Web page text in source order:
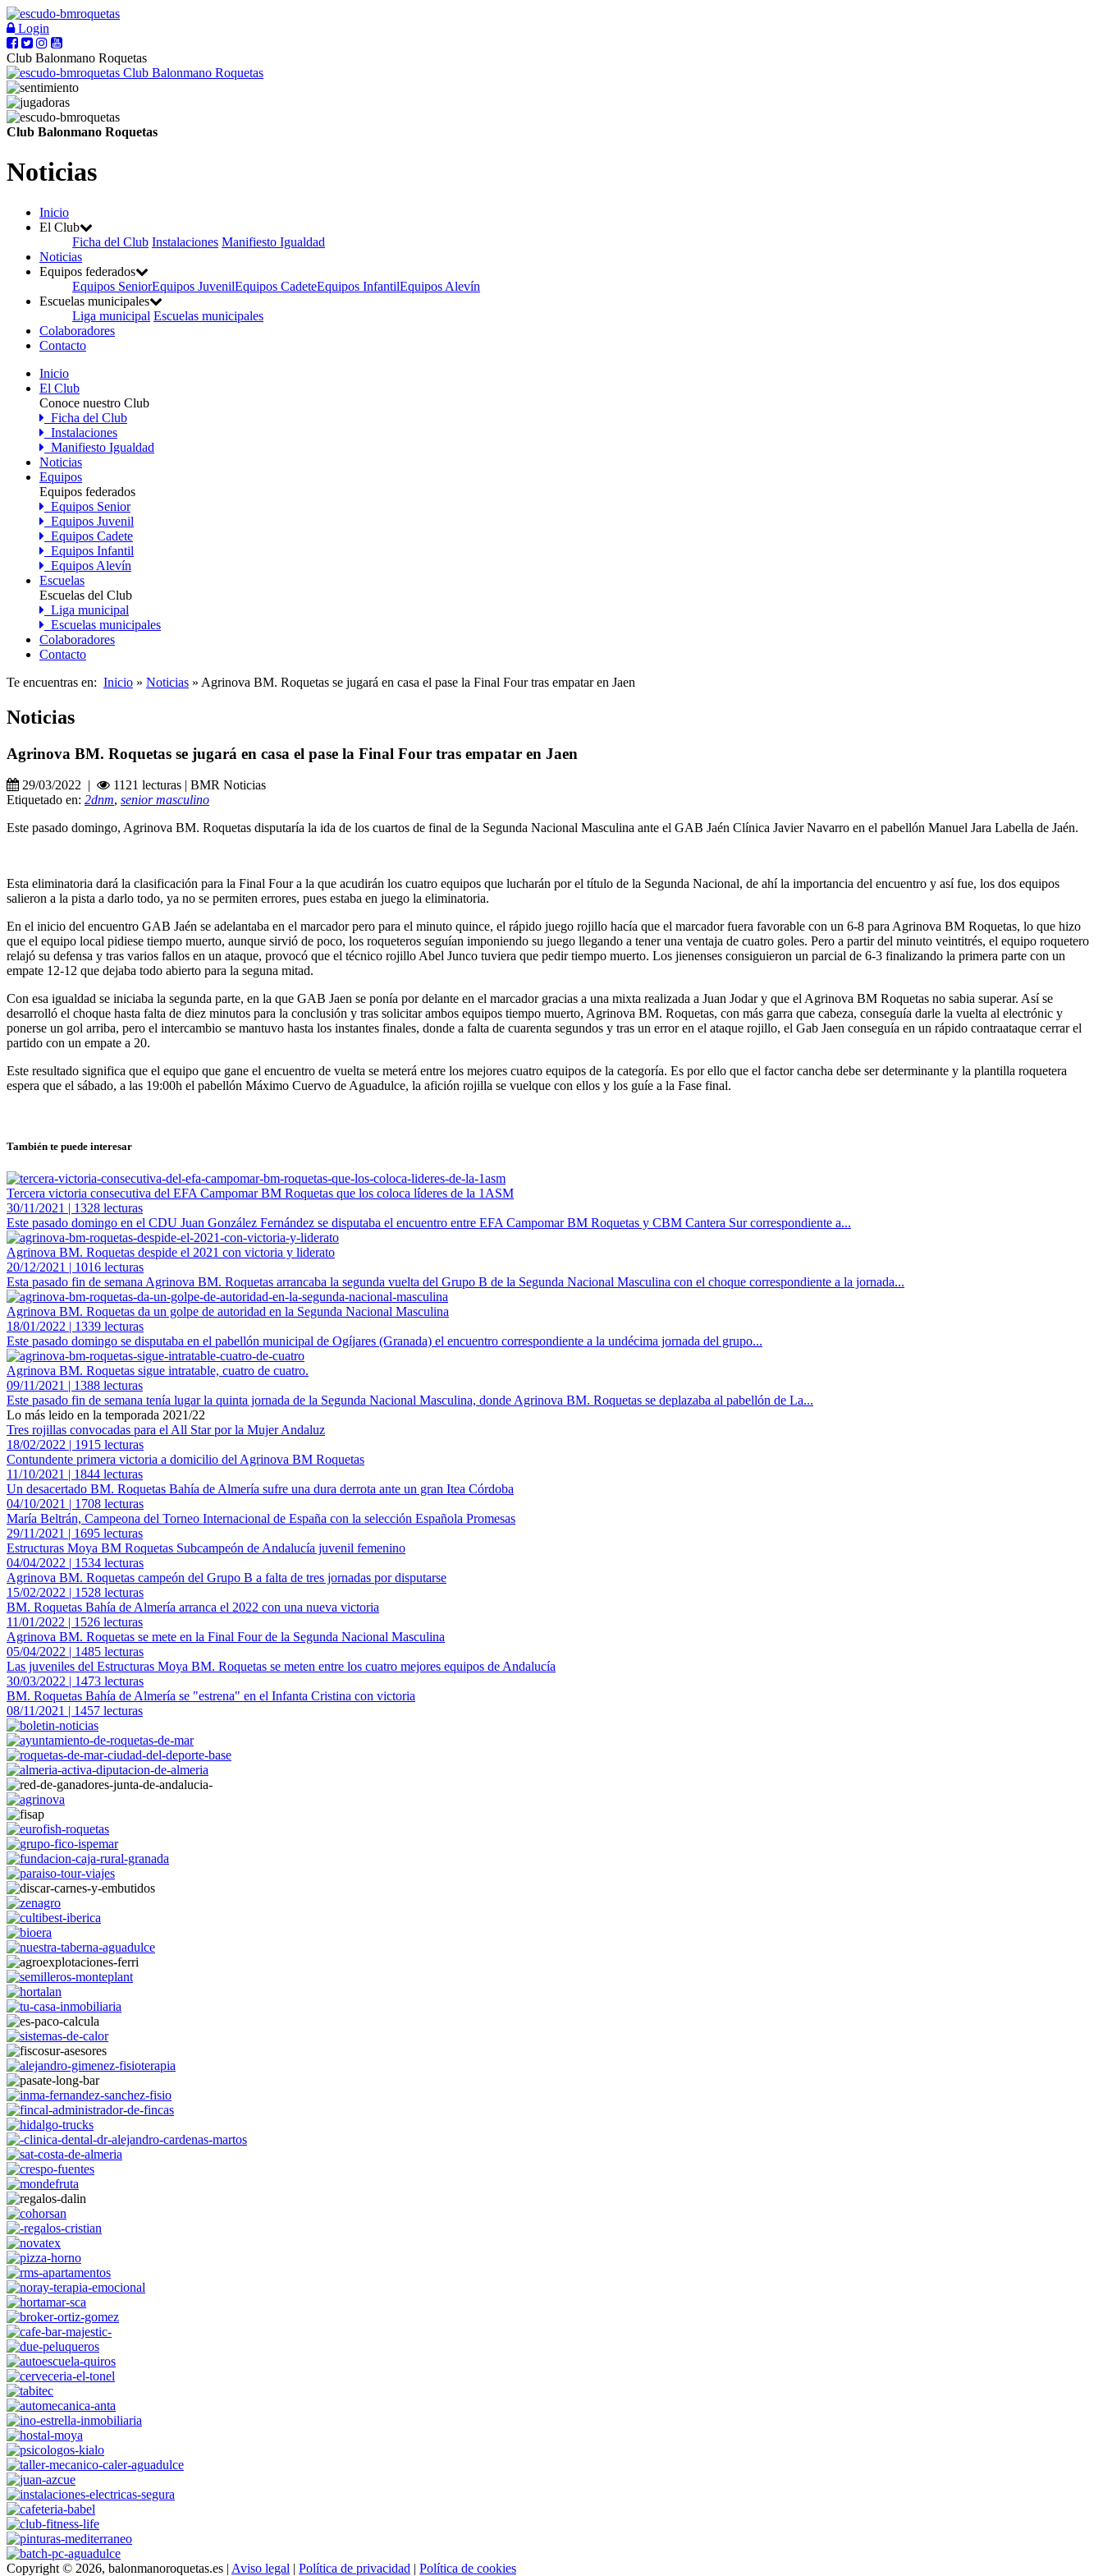
Login
Club Balonmano Roquetas
Club Balonmano Roquetas
Club Balonmano Roquetas
Noticias
Inicio
El Club
Ficha del Club Instalaciones Manifiesto Igualdad
Noticias
Equipos federados
Equipos SeniorEquipos JuvenilEquipos CadeteEquipos InfantilEquipos Alevín
Escuelas municipales
Liga municipal Escuelas municipales
Colaboradores
Contacto
Inicio
El Club
Conoce nuestro Club
Ficha del Club
Instalaciones
Manifiesto Igualdad
Noticias
Equipos
Equipos federados
Equipos Senior
Equipos Juvenil
Equipos Cadete
Equipos Infantil
Equipos Alevín
Escuelas
Escuelas del Club
Liga municipal
Escuelas municipales
Colaboradores
Contacto
Te encuentras en: Inicio » Noticias » Agrinova BM. Roquetas se jugará en casa el pase la Final Four tras empatar en Jaen
Noticias
Agrinova BM. Roquetas se jugará en casa el pase la Final Four tras empatar en Jaen
29/03/2022 |
1121 lecturas | BMR Noticias
Etiquetado en: 2dnm, senior masculino
Este pasado domingo, Agrinova BM. Roquetas disputaría la ida de los cuartos de final de la Segunda Nacional Masculina ante el GAB Jaén Clínica Javier Navarro en el pabellón Manuel Jara Labella de Jaén.
Esta eliminatoria dará la clasificación para la Final Four a la que acudirán los cuatro equipos que lucharán por el título de la Segunda Nacional, de ahí la importancia del encuentro y así fue, los dos equipos
salieron a la pista a darlo todo, ya no se permiten errores, pues estaba en juego la eliminatoria.
En el inicio del encuentro GAB Jaén se adelantaba en el marcador pero para el minuto quince, el rápido juego rojillo hacía que el marcador fuera favorable con un 6-8 para Agrinova BM Roquetas, lo que hizo
que el equipo local pidiese tiempo muerto, aunque sirvió de poco, los roqueteros seguían imponiendo su juego llegando a tener una ventaja de cuatro goles. Pero a partir del minuto veintitrés, el equipo roquetero
relajó su defensa y tras varios fallos en un ataque, provocó que el técnico rojillo Abel Junco tuviera que pedir tiempo muerto. Los jienenses consiguieron un parcial de 6-3 finalizando la primera parte con un
empate 12-12 que dejaba todo abierto para la seguna mitad.
Con esa igualdad se iniciaba la segunda parte, en la que GAB Jaen se ponía por delante en el marcador gracias a una mixta realizada a Juan Jodar y que el Agrinova BM Roquetas no sabia superar. Así se
desarrolló el choque hasta falta de diez minutos para la conclusión y tras solicitar ambos equipos tiempo muerto, Agrinova BM. Roquetas, con más garra que cabeza, conseguía darle la vuelta al electrónic y
ponerse un gol arriba, pero el intercambio se mantuvo hasta los instantes finales, donde a falta de cuarenta segundos y tras un error en el ataque rojillo, el Gab Jaen conseguía en un rápido contraataque cerrar el
partido con un empate a 20.
Este resultado significa que el equipo que gane el encuentro de vuelta se meterá entre los mejores cuatro equipos de la categoría. Es por ello que el factor cancha debe ser determinante y la plantilla roquetera
espera que el sábado, a las 19:00h el pabellón Máximo Cuervo de Aguadulce, la afición rojilla se vuelque con ellos y los guíe a la Fase final.
También te puede interesar
Tercera victoria consecutiva del EFA Campomar BM Roquetas que los coloca líderes de la 1ASM
30/11/2021 | 1328 lecturas
Este pasado domingo en el CDU Juan González Fernández se disputaba el encuentro entre EFA Campomar BM Roquetas y CBM Cantera Sur correspondiente a...
Agrinova BM. Roquetas despide el 2021 con victoria y liderato
20/12/2021 | 1016 lecturas
Esta pasado fin de semana Agrinova BM. Roquetas arrancaba la segunda vuelta del Grupo B de la Segunda Nacional Masculina con el choque correspondiente a la jornada...
Agrinova BM. Roquetas da un golpe de autoridad en la Segunda Nacional Masculina
18/01/2022 | 1339 lecturas
Este pasado domingo se disputaba en el pabellón municipal de Ogíjares (Granada) el encuentro correspondiente a la undécima jornada del grupo...
Agrinova BM. Roquetas sigue intratable, cuatro de cuatro.
09/11/2021 | 1388 lecturas
Este pasado fin de semana tenía lugar la quinta jornada de la Segunda Nacional Masculina, donde Agrinova BM. Roquetas se deplazaba al pabellón de La...
Lo más leido en la temporada 2021/22
Tres rojillas convocadas para el All Star por la Mujer Andaluz
18/02/2022 | 1915 lecturas
Contundente primera victoria a domicilio del Agrinova BM Roquetas
11/10/2021 | 1844 lecturas
Un desacertado BM. Roquetas Bahía de Almería sufre una dura derrota ante un gran Itea Córdoba
04/10/2021 | 1708 lecturas
María Beltrán, Campeona del Torneo Internacional de España con la selección Española Promesas
29/11/2021 | 1695 lecturas
Estructuras Moya BM Roquetas Subcampeón de Andalucía juvenil femenino
04/04/2022 | 1534 lecturas
Agrinova BM. Roquetas campeón del Grupo B a falta de tres jornadas por disputarse
15/02/2022 | 1528 lecturas
BM. Roquetas Bahía de Almería arranca el 2022 con una nueva victoria
11/01/2022 | 1526 lecturas
Agrinova BM. Roquetas se mete en la Final Four de la Segunda Nacional Masculina
05/04/2022 | 1485 lecturas
Las juveniles del Estructuras Moya BM. Roquetas se meten entre los cuatro mejores equipos de Andalucía
30/03/2022 | 1473 lecturas
BM. Roquetas Bahía de Almería se "estrena" en el Infanta Cristina con victoria
08/11/2021 | 1457 lecturas
Copyright © 2026, balonmanoroquetas.es | Aviso legal | Política de privacidad | Política de cookies